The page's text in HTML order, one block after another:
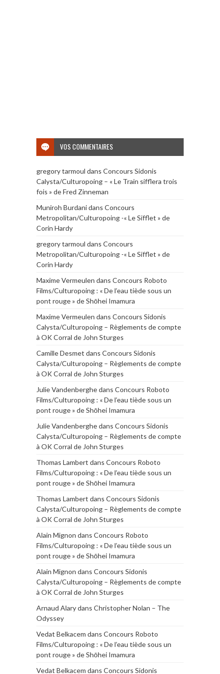
VOS COMMENTAIRES
gregory tarmoul dans Concours Sidonis
Calysta/Culturopoing – « Le Train sifflera trois
fois » de Fred Zinneman
Muniroh Burdanidans Concours
Metropolitan/Culturopoing -« Le Sifflet » de
Corin Hardy
gregory tarmoul dans Concours
Metropolitan/Culturopoing -« Le Sifflet » de
Corin Hardy
Maxime Vermeulen dans Concours Roboto
Films/Culturopoing : « De l’eau tiède sous un
pont rouge » de Shōhei Imamura
Maxime Vermeulen dans Concours Sidonis
Calysta/Culturopoing – Règlements de compte
à OK Corral de John Sturges
Camille Desmet dans Concours Sidonis
Calysta/Culturopoing – Règlements de compte
à OK Corral de John Sturges
Julie Vandenberghedans Concours Roboto
Films/Culturopoing : « De l’eau tiède sous un
pont rouge » de Shōhei Imamura
Julie Vandenberghedans Concours Sidonis
Calysta/Culturopoing – Règlements de compte
à OK Corral de John Sturges
Thomas Lambert dans Concours Roboto
Films/Culturopoing : « De l’eau tiède sous un
pont rouge » de Shōhei Imamura
Thomas Lambert dans Concours Sidonis
Calysta/Culturopoing – Règlements de compte
à OK Corral de John Sturges
Alain Mignon dans Concours Roboto
Films/Culturopoing : « De l’eau tiède sous un
pont rouge » de Shōhei Imamura
Alain Mignon dans Concours Sidonis
Calysta/Culturopoing – Règlements de compte
à OK Corral de John Sturges
Arnaud Alarydans Christopher Nolan – The
Odyssey
Vedat Belkacem dans Concours Roboto
Films/Culturopoing : « De l’eau tiède sous un
pont rouge » de Shōhei Imamura
Vedat Belkacem dans Concours Sidonis